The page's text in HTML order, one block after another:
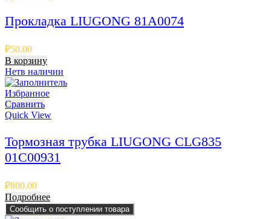
Прокладка LIUGONG 81A0074
₽50.00
В корзину
Нетв наличии
Избранное
Сравнить
Quick View
Тормозная трубка LIUGONG CLG835
01C00931
₽800.00
Подробнее
Сообщить о поступлении товара